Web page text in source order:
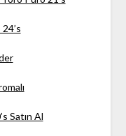
Satın Al